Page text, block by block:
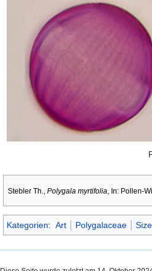
Stebler Th., Polygala myrtifolia , In: Pollen-
Kategorien: Art Polygalaceae